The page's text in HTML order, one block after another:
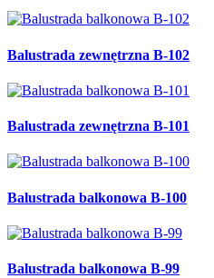
Balustrada zewnętrzna B-102
Balustrada zewnętrzna B-101
Balustrada balkonowa B-100
Balustrada balkonowa B-99